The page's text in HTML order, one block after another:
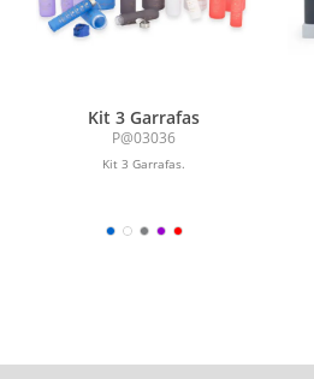
Kit 3 Garrafas
P@03036
Kit 3 Garrafas.